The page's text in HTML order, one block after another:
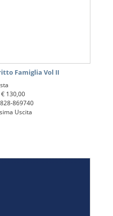
Famiglia Vol II
€ 130,00
869740
Uscita